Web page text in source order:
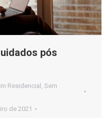
pós
Residencial , Sem
de 2021